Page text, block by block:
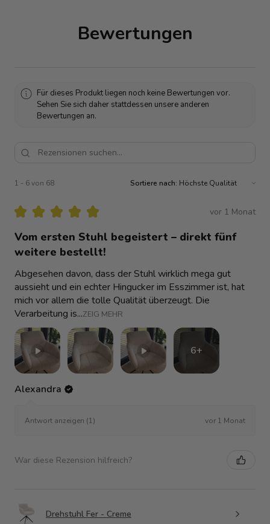
Bewertungen
Für dieses Produkt liegen noch keine Bewertungen vor.
Sehen Sie sich daher stattdessen unsere anderen
Bewertungen an.
1 - 6 von 68 Sortiere nach:
★ ★ ★ ★ ★ vor 1 Monat
Vom ersten Stuhl begeistert – direkt fünf
weitere bestellt!
Abgesehen davon, dass der Stuhl wirklich mega gut
aussieht und ein echter Hingucker im Esszimmer ist, hat
mich vor allem die tolle Qualität überzeugt. Die
Verarbeitung is...ZEIG MEHR
6+
Alexandra
Antwort anzeigen (1) vor 1 Monat
War diese Rezension hilfreich?
Drehstuhl Fer - Creme